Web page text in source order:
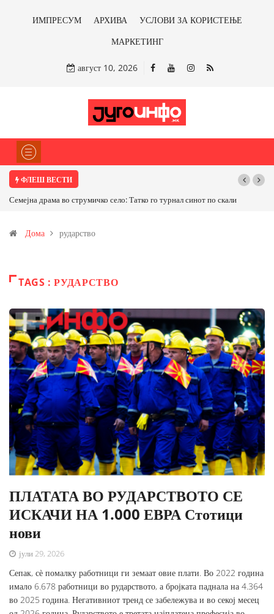
ИМПРЕСУМ АРХИВА
УСЛОВИ ЗА КОРИСТЕЊЕ
МАРКЕТИНГ
август 10, 2026
ФЛЕШ ВЕСТИ
скалиТРАМП НАРЕДИ ВОЈСКАТА ДА КОРИСТИ МЕТАЛИ САМО ОД
бакарот од Иловица и со антимонот?
Дома рударство
TAGS : РУДАРСТВО
ПЛАТАТА ВО РУДАРСТВОТО СЕ
ИСКАЧИ НА 1.000 ЕВРА Стотици
нови
јули 29, 2026
Сепак, сѐ помалку работници ги земаат овие плати. Во 2022 година
имало 6.678 работници во рударството, а бројката паднала на 4.364
во 2025 година. Негативниот тренд се забележува и во секој месец